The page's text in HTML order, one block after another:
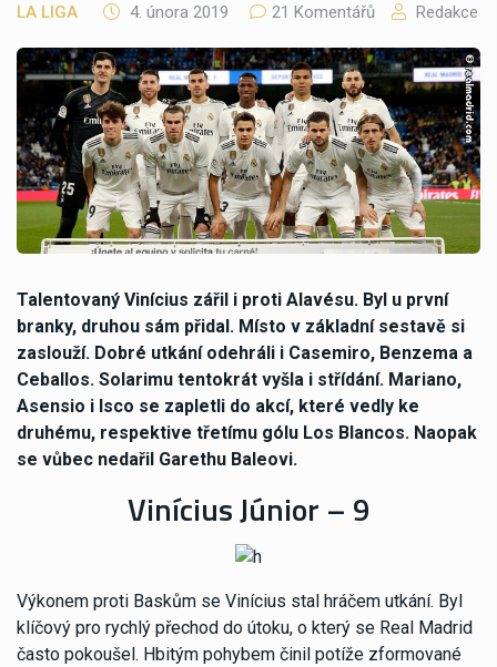
LA LIGA 4. února 2019 21 Komentářů Redakce
Talentovaný Vinícius zářil i proti Alavésu. Byl u první
branky, druhou sám přidal. Místo v základní sestavě si
zaslouží. Dobré utkání odehráli i Casemiro, Benzema a
Ceballos. Solarimu tentokrát vyšla i střídání. Mariano,
Asensio i Isco se zapletli do akcí, které vedly ke
druhému, respektive třetímu gólu Los Blancos. Naopak
se vůbec nedařil Garethu Baleovi.
Vinícius Júnior – 9
Výkonem proti Baskům se Vinícius stal hráčem utkání. Byl
klíčový pro rychlý přechod do útoku, o který se Real Madrid
často pokoušel. Hbitým pohybem činil potíže zformované